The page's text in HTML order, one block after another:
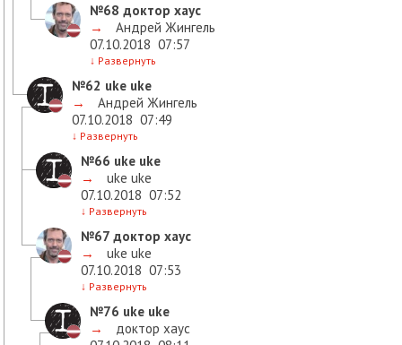
№68 доктор хаус
→
Андрей Жингель
07.10.2018 07:57
↓ Развернуть
№62 uke uke
→
Андрей Жингель
07.10.2018 07:49
↓ Развернуть
№66 uke uke
→
uke uke
07.10.2018 07:52
↓ Развернуть
№67 доктор хаус
→
uke uke
07.10.2018 07:53
↓ Развернуть
№76 uke uke
→
доктор хаус